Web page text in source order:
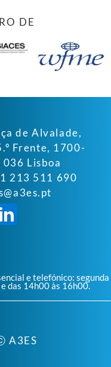
DE
de Alvalade,
Frente, 1700-
036 Lisboa
213 511 690
e telefónico: segunda
das 14h00 às 16h00.
A3ES